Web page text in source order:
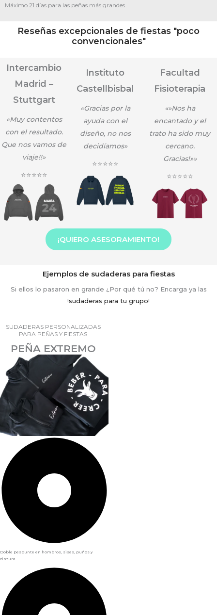
Máximo 21 días para las peñas más grandes
Reseñas excepcionales de fiestas "poco
convencionales"
Intercambio
Madrid –
Stuttgart
«Muy contentos
con el resultado.
Que nos vamos de
viaje!!»
⭐⭐⭐⭐⭐
Instituto
Castellbisbal
«Gracias por la
ayuda con el
diseño, no nos
decidíamos»
⭐⭐⭐⭐⭐
Facultad
Fisioterapia
«»Nos ha
encantado y el
trato ha sido muy
cercano.
Gracias!»»
⭐⭐⭐⭐⭐
¡QUIERO ASESORAMIENTO!
Ejemplos de sudaderas para fiestas
Si ellos lo pasaron en grande ¿Por qué tú no? Encarga ya las
!sudaderas para tu grupo!
SUDADERAS PERSONALIZADAS
PARA PEÑAS Y FIESTAS
PEÑA EXTREMO
Doble pespunte en hombros, sisas, puños y
cintura